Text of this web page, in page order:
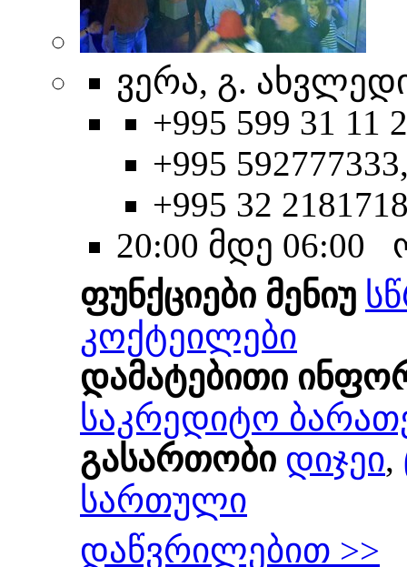
ვერა, გ.
+995 599 31 11
+995
+995 32
20:00 მდე 06:00
ფუნქციები მენიუ
კოქტეილები
დამატებითი
საკრედიტო
გასართობი დიჯეი,
სართული
დაწვრილებით >>